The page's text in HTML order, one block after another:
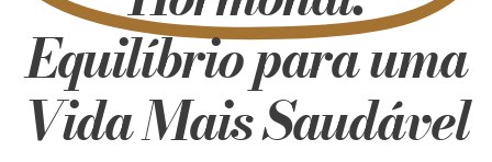
Equilíbrio para uma
Vida Mais Saudável